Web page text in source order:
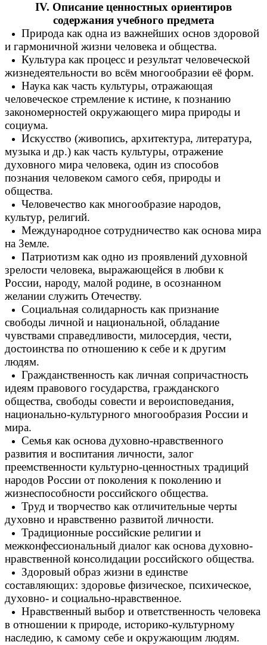
IV. Описание ценностных ориентиров
содержания учебного предмета
Природа как одна из важнейших основ здоровой
и гармоничной жизни человека и общества.
Культура как процесс и результат человеческой
жизнедеятельности во всём многообразии её форм.
Наука как часть культуры, отражающая
человеческое стремление к истине, к познанию
закономерностей окружающего мира природы и
социума.
Искусство (живопись, архитектура, литература,
музыка и др.) как часть культуры, отражение
духовного мира человека, один из способов
познания человеком самого себя, природы и
общества.
Человечество как многообразие народов,
культур, религий.
Международное сотрудничество как основа мира
на Земле.
Патриотизм как одно из проявлений духовной
зрелости человека, выражающейся в любви к
России, народу, малой родине, в осознанном
желании служить Отечеству.
Социальная солидарность как признание
свободы личной и национальной, обладание
чувствами справедливости, милосердия, чести,
достоинства по отношению к себе и к другим
людям.
Гражданственность как личная сопричастность
идеям правового государства, гражданского
общества, свободы совести и вероисповедания,
национально-культурного многообразия России и
мира.
Семья как основа духовно-нравственного
развития и воспитания личности, залог
преемственности культурно-ценностных традиций
народов России от поколения к поколению и
жизнеспособности российского общества.
Труд и творчество как отличительные черты
духовно и нравственно развитой личности.
Традиционные российские религии и
межконфессиональный диалог как основа духовно-
нравственной консолидации российского общества.
Здоровый образ жизни в единстве
составляющих: здоровье физическое, психическое,
духовно- и социально-нравственное.
Нравственный выбор и ответственность человека
в отношении к природе, историко-культурному
наследию, к самому себе и окружающим людям.